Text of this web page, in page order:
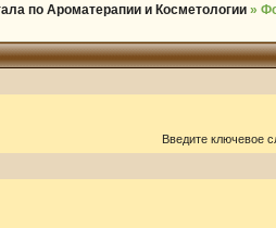
по Ароматерапии и Косметологии »
Введите ключевое